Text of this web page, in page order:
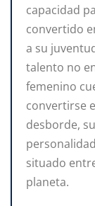
capacidad
convertido
a su
talento no
femenino
convertirse
desborde,
situado
planeta.